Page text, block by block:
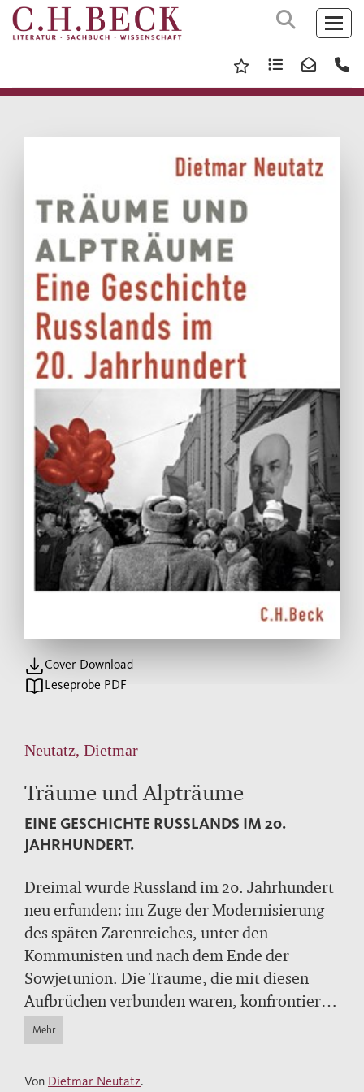
Cover Download
Leseprobe PDF
Neutatz, Dietmar
Träume und Alpträume
EINE GESCHICHTE RUSSLANDS IM 20.
JAHRHUNDERT.
Dreimal wurde Russland im 20. Jahrhundert
neu erfunden: im Zuge der Modernisierung
des späten Zarenreiches, unter den
Kommunisten und nach dem Ende der
Sowjetunion. Die Träume, die mit diesen
Aufbrüchen verbunden waren, konfrontiert
dieses Buch mit ihrer Umsetzung in die
Praxis, die sich oft genug als Alptraum
Mehr
Von Dietmar Neutatz.